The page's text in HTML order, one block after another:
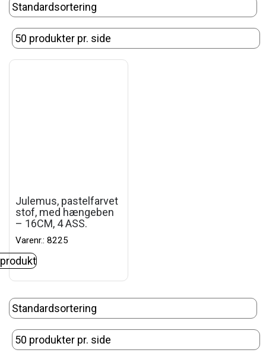
Julemus, pastelfarvet
stof, med hængeben
– 16CM, 4 ASS.
Varenr.: 8225